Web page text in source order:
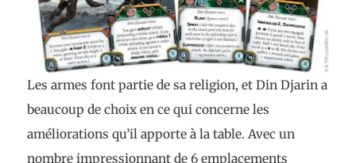
Les armes font partie de sa religion, et Din Djarin a
beaucoup de choix en ce qui concerne les
améliorations qu’il apporte à la table. Avec un
nombre impressionnant de 6 emplacements